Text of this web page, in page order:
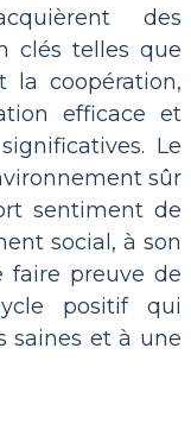
des
clés telles que
la coopération,
efficace et
Le
sûr
sentiment de
social, à son
faire preuve de
positif qui
saines et à une